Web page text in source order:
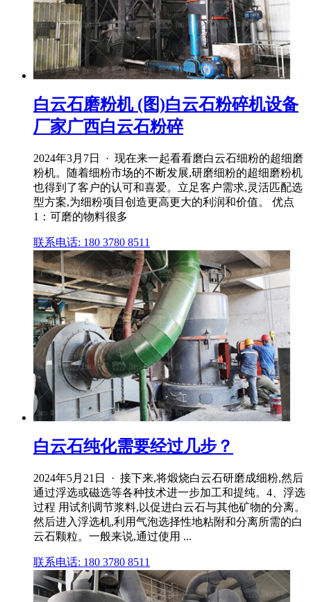
白云石磨粉机 (图)白云石粉碎机设备
厂家广西白云石粉碎
2024年3月7日 · 现在来一起看看磨白云石细粉的超细磨
粉机。随着细粉市场的不断发展,研磨细粉的超细磨粉机
也得到了客户的认可和喜爱。立足客户需求,灵活匹配选
型方案,为细粉项目创造更高更大的利润和价值。 优点
1：可磨的物料很多
联系电话: 180 3780 8511
白云石纯化需要经过几步？
2024年5月21日 · 接下来,将煅烧白云石研磨成细粉,然后
通过浮选或磁选等各种技术进一步加工和提纯。4、浮选
过程 用试剂调节浆料,以促进白云石与其他矿物的分离。
然后进入浮选机,利用气泡选择性地粘附和分离所需的白
云石颗粒。一般来说,通过使用 ...
联系电话: 180 3780 8511